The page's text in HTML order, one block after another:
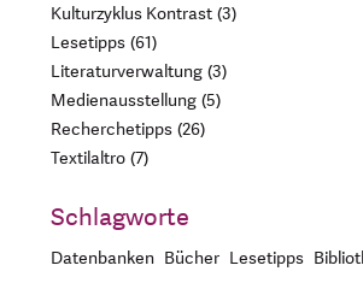
Kulturzyklus Kontrast 3
Lesetipps 61
Literaturverwaltung 3
Medienausstellung 5
Recherchetipps 26
Textilaltro 7
Schlagworte
Datenbanken Bücher Lesetipps